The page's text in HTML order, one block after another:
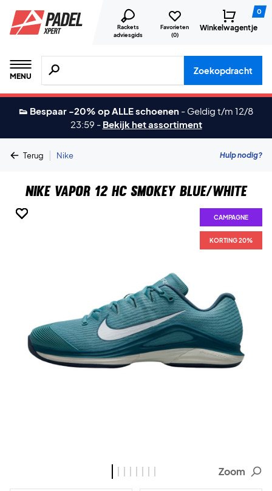
Rackets
adviesgids
Favorieten
(0)
0
Winkelwagentje
MENU
Zoeken naar producten, merken etc.
Zoekopdracht
👟 Bespaar -20% op ALLE schoenen - Geldig t/m 12/8
23:59 - Bekijk het assortiment
Terug | Nike Hulp nodig?
Nike Vapor 12 HC Smokey Blue/White
CAMPAGNE
KORTING 20%
CAMPAGNE
KORTING 20%
CAMPAGNE
KORTING 20%
CAMPAGNE
KORTING 20%
CAMPAGNE
KORTING 20%
CAMPAGNE
KORTING 20%
CAMPAGNE
KORTING 20%
CAMPAGNE
KORTING 20%
Zoom